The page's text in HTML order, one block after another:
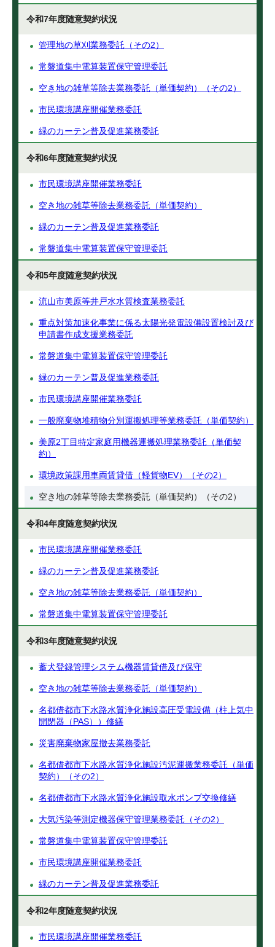
令和7年度随意契約状況
管理地の草刈業務委託（その2）
常磐道集中電算装置保守管理委託
空き地の雑草等除去業務委託（単価契約）（その2）
市民環境講座開催業務委託
緑のカーテン普及促進業務委託
令和6年度随意契約状況
市民環境講座開催業務委託
空き地の雑草等除去業務委託（単価契約）
緑のカーテン普及促進業務委託
常磐道集中電算装置保守管理委託
令和5年度随意契約状況
流山市美原等井戸水水質検査業務委託
重点対策加速化事業に係る太陽光発電設備設置検討及び
申請書作成支援業務委託
常磐道集中電算装置保守管理委託
緑のカーテン普及促進業務委託
市民環境講座開催業務委託
一般廃棄物堆積物分別運搬処理等業務委託（単価契約）
美原2丁目特定家庭用機器運搬処理業務委託（単価契
約）
環境政策課用車両賃貸借（軽貨物EV）（その2）
空き地の雑草等除去業務委託（単価契約）（その2）
令和4年度随意契約状況
市民環境講座開催業務委託
緑のカーテン普及促進業務委託
空き地の雑草等除去業務委託（単価契約）
常磐道集中電算装置保守管理委託
令和3年度随意契約状況
蓄犬登録管理システム機器賃貸借及び保守
空き地の雑草等除去業務委託（単価契約）
名都借都市下水路水質浄化施設高圧受電設備（柱上気中
開閉器（PAS））修繕
災害廃棄物家屋撤去業務委託
名都借都市下水路水質浄化施設汚泥運搬業務委託（単価
契約）（その2）
名都借都市下水路水質浄化施設取水ポンプ交換修繕
大気汚染等測定機器保守管理業務委託（その2）
常磐道集中電算装置保守管理委託
市民環境講座開催業務委託
緑のカーテン普及促進業務委託
令和2年度随意契約状況
市民環境講座開催業務委託